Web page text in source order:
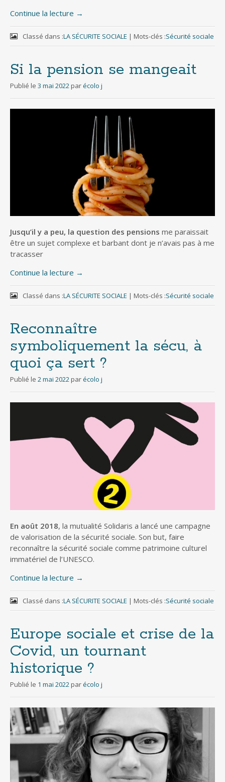
Continue la lecture →
Classé dans :LA SÉCURITE SOCIALE | Mots-clés :Sécurité sociale
Si la pension se mangeait
Publié le 3 mai 2022 parécolo j
Jusqu’il y a peu, la question des pensions me paraissait
être un sujet complexe et barbant dont je n’avais pas à me
tracasser
Continue la lecture →
Classé dans :LA SÉCURITE SOCIALE | Mots-clés :Sécurité sociale
Reconnaître
symboliquement la sécu, à
quoi ça sert ?
Publié le 2 mai 2022 parécolo j
En août 2018, la mutualité Solidaris a lancé une campagne
de valorisation de la sécurité sociale. Son but, faire
reconnaître la sécurité sociale comme patrimoine culturel
immatériel de l’UNESCO.
Continue la lecture →
Classé dans :LA SÉCURITE SOCIALE | Mots-clés :Sécurité sociale
Europe sociale et crise de la
Covid, un tournant
historique ?
Publié le 1 mai 2022 parécolo j